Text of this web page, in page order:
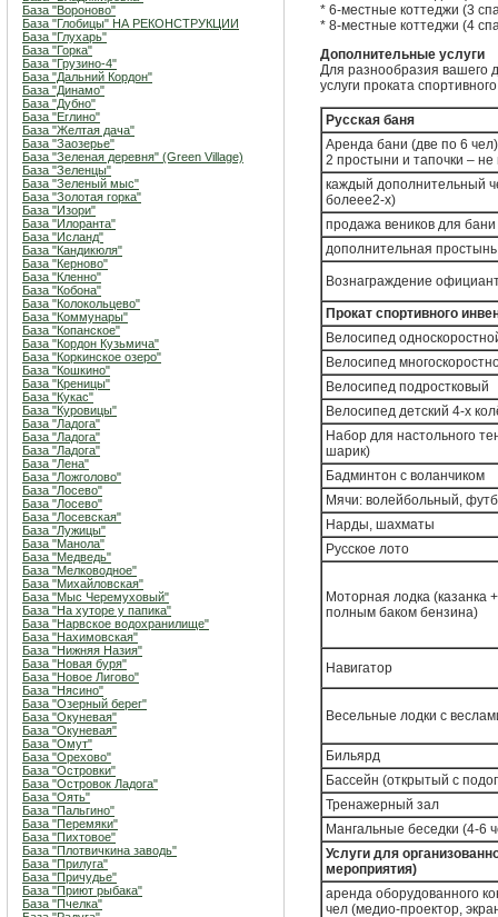
База "Вороново"
База "Глобицы" НА РЕКОНСТРУКЦИИ
База "Глухарь"
База "Горка"
База "Грузино-4"
База "Дальний Кордон"
База "Динамо"
База "Дубно"
База "Еглино"
База "Желтая дача"
База "Заозерье"
База "Зеленая деревня" (Green Village)
База "Зеленцы"
База "Зеленый мыс"
База "Золотая горка"
База "Изори"
База "Илоранта"
База "Исланд"
База "Кандикюля"
База "Керново"
База "Кленно"
База "Кобона"
База "Колокольцево"
База "Коммунары"
База "Копанское"
База "Кордон Кузьмича"
База "Коркинское озеро"
База "Кошкино"
База "Креницы"
База "Кукас"
База "Куровицы"
База "Ладога"
База "Ладога"
База "Ладога"
База "Лена"
База "Ложголово"
База "Лосево"
База "Лосево"
База "Лосевская"
База "Лужицы"
База "Манола"
База "Медведь"
База "Мелководное"
База "Михайловская"
База "Мыс Черемуховый"
База "На хуторе у папика"
База "Нарвское водохранилище"
База "Нахимовская"
База "Нижняя Назия"
База "Новая буря"
База "Новое Лигово"
База "Нясино"
База "Озерный берег"
База "Окуневая"
База "Окуневая"
База "Омут"
База "Орехово"
База "Островки"
База "Островок Ладога"
База "Оять"
База "Пальгино"
База "Перемяки"
База "Пихтовое"
База "Плотвичкина заводь"
База "Прилуга"
База "Причудье"
База "Приют рыбака"
База "Пчелка"
* 6-местные коттеджи (3
* 8-местные коттеджи (4
Дополнительные услуги
Для разнообразия вашего
услуги проката
Русская баня
Аренда бани (две по 6
2 простыни и тапочки – не
каждый дополнительный
болеее2-х)
продажа веников для бани
дополнительная простынь
Вознаграждение
Прокат спортивного
Велосипед
Велосипед
Велосипед подростковый
Велосипед детский 4-х
Набор для настольного
шарик)
Бадминтон с воланчиком
Мячи: волейбольный,
Нарды, шахматы
Русское лото
Моторная лодка (казанка
полным баком бензина)
Навигатор
Весельные лодки с
Бильярд
Бассейн (открытый с
Тренажерный зал
Мангальные беседки (4-6
Услуги для
мероприятия)
аренда оборудованного
чел (медио-проектор,